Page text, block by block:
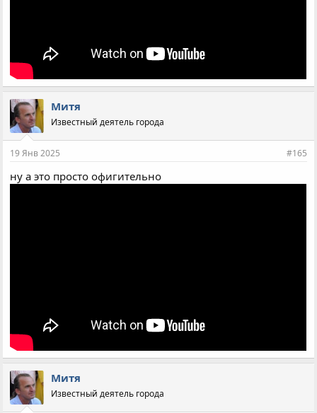
Митя
Известный деятель города
19 Янв 2025 #165
ну а это просто офигительно
Митя
Известный деятель города